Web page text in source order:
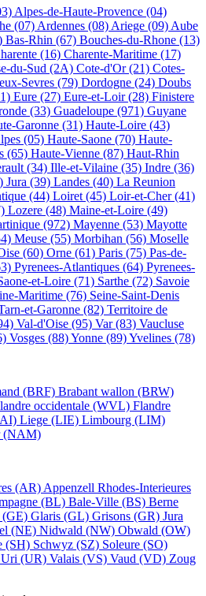
Alpes-de-Haute-Provence (04)
(07) Ardennes (08) Ariege (09) Aube
Bas-Rhin (67) Bouches-du-Rhone (13)
(16) Charente-Maritime (17)
du-Sud (2A) Cote-d'Or(21) Cotes-
Sevres (79) Dordogne (24) Doubs
Eure (27) Eure-et-Loir(28) Finistere
(33) Guadeloupe (971) Guyane
Garonne (31) Haute-Loire (43)
(05) Haute-Saone (70) Haute-
(65) Haute-Vienne (87) Haut-Rhin
(34) Ille-et-Vilaine (35) Indre (36)
Jura (39) Landes (40) La Reunion
(44) Loiret (45) Loir-et-Cher(41)
Lozere (48) Maine-et-Loire (49)
(972) Mayenne (53) Mayotte
Meuse (55) Morbihan (56) Moselle
(60) Orne (61) Paris (75) Pas-de-
Pyrenees-Atlantiques (64) Pyrenees-
et-Loire (71) Sarthe (72) Savoie
Maritime (76) Seine-Saint-Denis
et-Garonne (82) Territoire de
Val-d'Oise (95) Var(83) Vaucluse
Vosges (88)Yonne (89)Yvelines (78)
(BRF) Brabant wallon (BRW)
occidentale (WVL) Flandre
Liege (LIE) Limbourg (LIM)
(NAM)
(AR) Appenzell Rhodes-Interieures
(BL) Bale-Ville (BS) Berne
(GE) Glaris (GL) Grisons (GR) Jura
(NE) Nidwald (NW) Obwald (OW)
(SH) Schwyz (SZ) Soleure (SO)
Uri (UR) Valais (VS) Vaud (VD) Zoug